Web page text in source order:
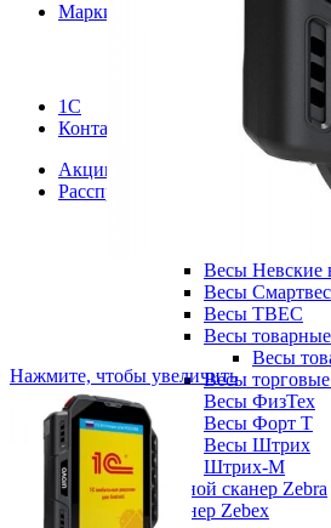
Весы ViBRA
Весы
Весы ВСП4
Весы Госметр
Весы
Весы
Весы Масса-К
Весы
Весы Невские
Весы Смартвес
Весы ТВЕС
Весы товарные
Весы
Весы
Весы ФизТех
Весы Форт Т
Весы Штрих
Штрих-М
Ручной сканер Zebra
Сканер Zebex
Маркировка
1С
Контакты
Акции
Расспродажа
Нажмите, чтобы увеличить